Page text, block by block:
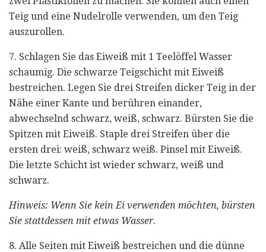
Teig und eine Nudelrolle verwenden, um den Teig
auszurollen.
7. Schlagen Sie das Eiweiß mit 1 Teelöffel Wasser
schaumig. Die schwarze Teigschicht mit Eiweiß
bestreichen. Legen Sie drei Streifen dicker Teig in der
Nähe einer Kante und berühren einander,
abwechselnd schwarz, weiß, schwarz. Bürsten Sie die
Spitzen mit Eiweiß. Staple drei Streifen über die
ersten drei: weiß, schwarz weiß. Pinsel mit Eiweiß.
Die letzte Schicht ist wieder schwarz, weiß und
schwarz.
Hinweis: Wenn Sie kein Ei verwenden möchten, bürsten
Sie stattdessen mit etwas Wasser.
8. Alle Seiten mit Eiweiß bestreichen und die dünne